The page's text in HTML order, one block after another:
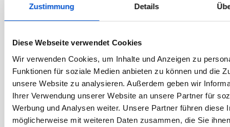
Zustimmung Details
Diese Webseite verwendet Cookies
Wir verwenden Cookies, um Inhalte und Anzeigen zu
Funktionen für soziale Medien anbieten zu können und die
unsere Website zu analysieren. Außerdem geben wir
Ihrer Verwendung unserer Website an unsere Partner für
Werbung und Analysen weiter. Unsere Partner führen diese
möglicherweise mit weiteren Daten zusammen, die Sie
Januar 2019
Dezember 2018
September 2018
August 2018
Juli 2018
Juni 2018